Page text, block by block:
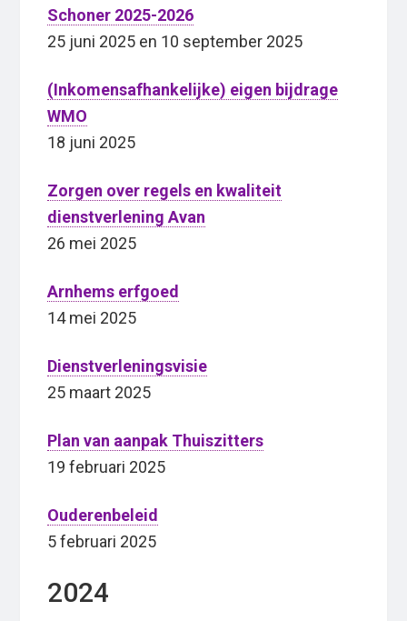
Schoner 2025-2026
25 juni 2025 en 10 september 2025
(Inkomensafhankelijke) eigen bijdrage
WMO
18 juni 2025
Zorgen over regels en kwaliteit
dienstverlening Avan
26 mei 2025
Arnhems erfgoed
14 mei 2025
Dienstverleningsvisie
25 maart 2025
Plan van aanpak Thuiszitters
19 februari 2025
Ouderenbeleid
5 februari 2025
2024